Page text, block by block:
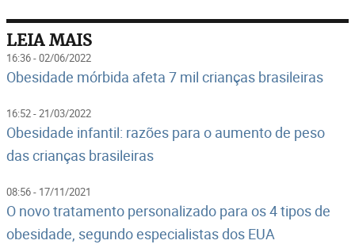
LEIA MAIS
16:36 - 02/06/2022
Obesidade mórbida afeta 7 mil crianças brasileiras
16:52 - 21/03/2022
Obesidade infantil: razões para o aumento de peso
das crianças brasileiras
08:56 - 17/11/2021
O novo tratamento personalizado para os 4 tipos de
obesidade, segundo especialistas dos EUA